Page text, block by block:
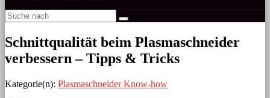
Schnittqualität beim Plasmaschneider
verbessern – Tipps & Tricks
Kategorie(n): Plasmaschneider Know-how